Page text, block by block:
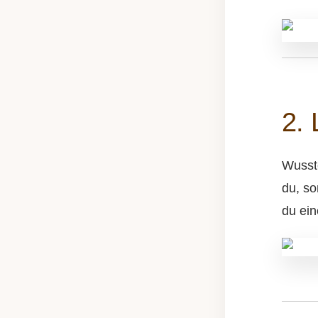
2.
du,
du